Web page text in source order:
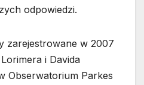
odpowiedzi.
zarejestrowane w 2007
i Davida
Obserwatorium Parkes